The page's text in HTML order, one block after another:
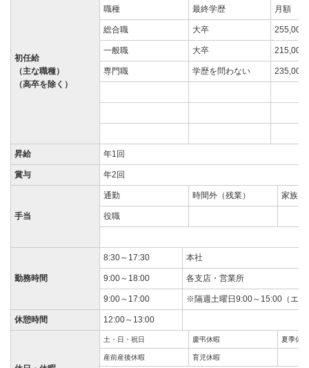
初任給
（主な職種）
（高卒を除く）
職種 最終学歴 月額
総合職 大卒 255,000
一般職 大卒 215,000
専門職 学歴を問わない 235,000
昇給 年1回
賞与 年2回
手当
通勤 時間外（残業） 家族（
役職
勤務時間
8:30～17:30 本社
9:00～18:00 各支店・営業所
9:00～17:00 ※隔週土曜日9:00～15:00（エレ
休憩時間 12:00～13:00
土・日・祝日 慶弔休暇 夏季休暇
産前産後休暇 育児休暇